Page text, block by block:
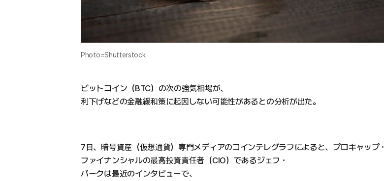
Photo=Shutterstock
ビットコイン（BTC）の次の強気相場が、
利下げなどの金融緩和策に起因しない可能性があるとの分析が出た。
7日、暗号資産（仮想通貨）専門メディアのコインテレグラフによると、プロキャップ・
ファイナンシャルの最高投資責任者（CIO）であるジェフ・
パークは最近のインタビューで、